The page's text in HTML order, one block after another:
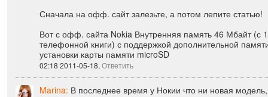
такое нарыли?
Сначала на офф. сайт залезьте, а потом лепите статью!
Вот с офф. сайта Nokia Внутренняя память 46 Мбайт (с
телефонной книги) с поддержкой дополнительной
02:18 2011-05-18,